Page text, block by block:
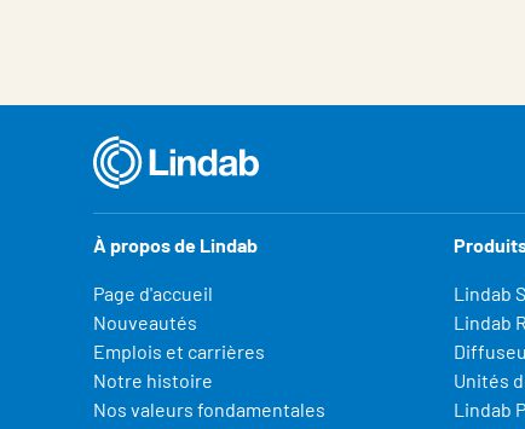
À propos de Lindab
Page d'accueil
Nouveautés
Emplois et carrières
Notre histoire
Nos valeurs fondamentales
Lindab
Lindab
Unités
Lindab